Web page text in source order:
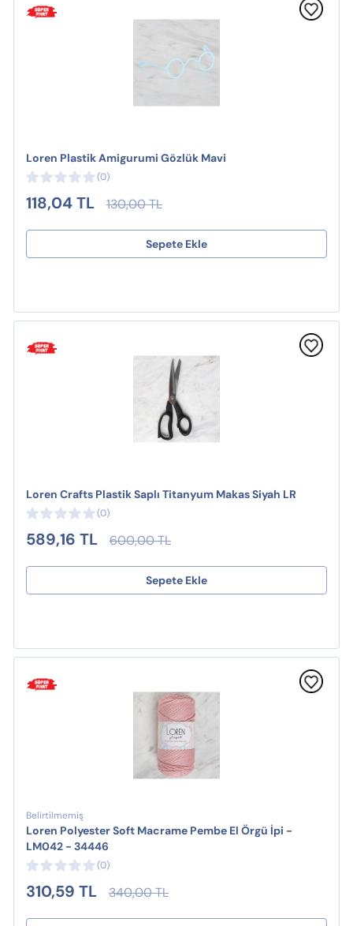
Loren Plastik Amigurumi Gözlük Mavi
(0)
118,04 TL 130,00 TL
Sepete Ekle
Loren Crafts Plastik Saplı Titanyum Makas Siyah LR
(0)
589,16 TL 600,00 TL
Sepete Ekle
Belirtilmemiş
Loren Polyester Soft Macrame Pembe El Örgü İpi -
LM042 - 34446
(0)
310,59 TL 340,00 TL